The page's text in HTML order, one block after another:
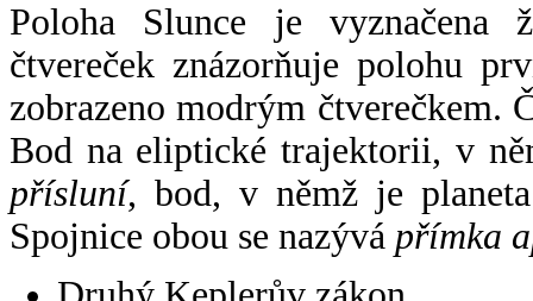
Poloha Slunce je vyznačena
čtvereček znázorňuje polohu
zobrazeno modrým čtverečkem.
Bod na eliptické trajektorii, v
přísluní, bod, v němž je
Spojnice obou se nazývá přímka